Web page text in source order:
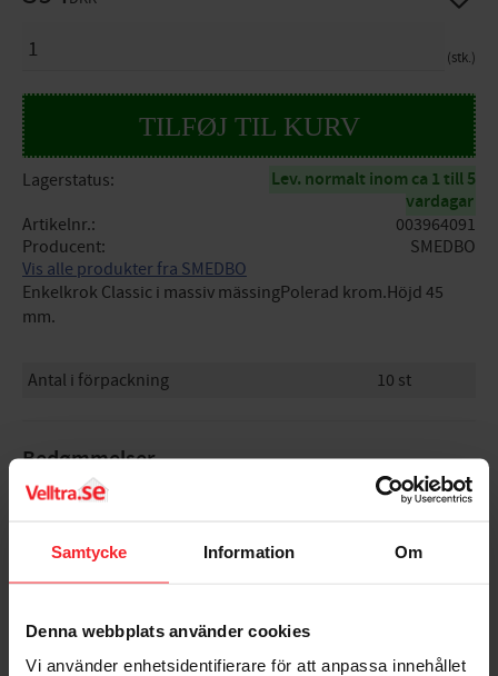
Samtycke Information Om
Denna webbplats använder cookies
Vi använder enhetsidentifierare för att anpassa innehållet
stk.
Lagerstatus
Lev. normalt inom ca 1 till 5
vardagar
Artikelnr.
003964091
Producent
SMEDBO
Vis alle produkter fra SMEDBO
Enkelkrok Classic i massiv mässingPolerad krom.Höjd 45
mm.
Antal i förpackning 10 st
Bedømmelser